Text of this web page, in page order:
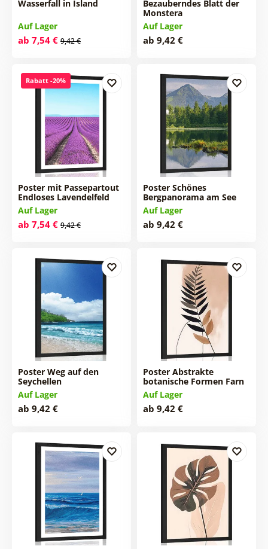
Wasserfall in Island
Auf Lager
ab 7,54 € 9,42 €
Bezauberndes Blatt der
Monstera
Auf Lager
ab 9,42 €
Rabatt -20%
Poster mit Passepartout
Endloses Lavendelfeld
Auf Lager
ab 7,54 € 9,42 €
Poster Schönes
Bergpanorama am See
Auf Lager
ab 9,42 €
Poster Weg auf den
Seychellen
Auf Lager
ab 9,42 €
Poster Abstrakte
botanische Formen Farn
Auf Lager
ab 9,42 €